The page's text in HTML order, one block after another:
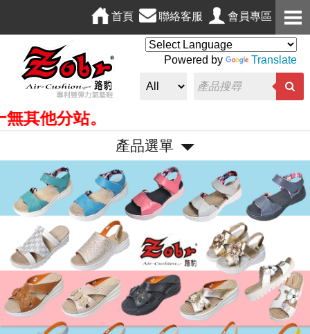
會員專區
聯絡客服
首頁
Powered by Translate
他分站。
產品選單
e
v
o
u
s
e
x
t